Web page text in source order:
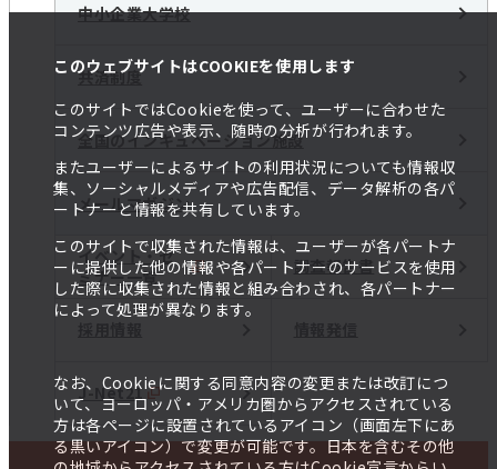
このウェブサイトはCOOKIEを使用します
このサイトではCookieを使って、ユーザーに合わせた
コンテンツ広告や表示、随時の分析が行われます。
またユーザーによるサイトの利用状況についても情報収
集、ソーシャルメディアや広告配信、データ解析の各パ
ートナーと情報を共有しています。
このサイトで収集された情報は、ユーザーが各パートナ
ーに提供した他の情報や各パートナーのサービスを使用
した際に収集された情報と組み合わされ、各パートナー
によって処理が異なります。
なお、Cookieに関する同意内容の変更または改訂につ
いて、ヨーロッパ・アメリカ圏からアクセスされている
方は各ページに設置されているアイコン（画面左下にあ
る黒いアイコン）で変更が可能です。日本を含むその他
中小企業大学校
共済制度
全国のインキュベーション施設
メールマガジン
イベント・セ
ミナー一覧
調査報告書
J-Net21